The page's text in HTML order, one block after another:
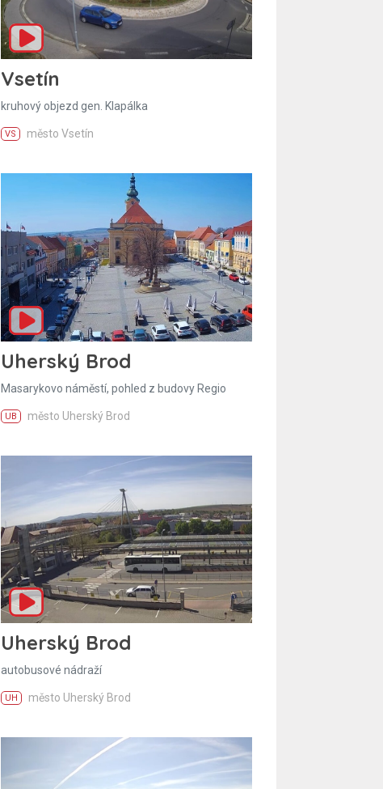
Vsetín
kruhový objezd gen. Klapálka
VS město Vsetín
Uherský Brod
Masarykovo náměstí, pohled z budovy Regio
UB město Uherský Brod
Uherský Brod
autobusové nádraží
UH město Uherský Brod